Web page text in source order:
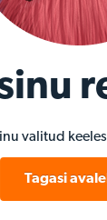
valitud
Tagasi